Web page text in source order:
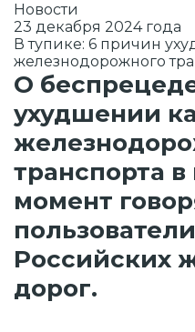
Новости
23 декабря 2024 года
В тупике: 6 причин
железнодорожного
О
ухудшении
транспорта
момент
Российских
дорог.